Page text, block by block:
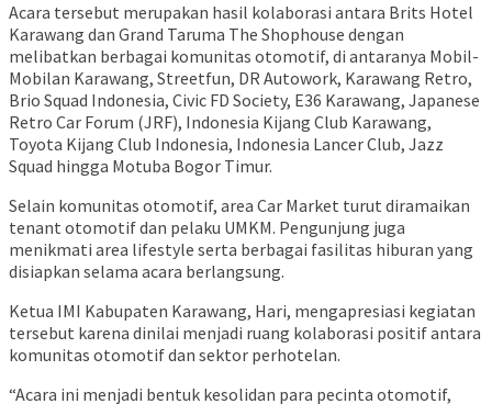
Acara tersebut merupakan hasil kolaborasi antara Brits Hotel
Karawang dan Grand Taruma The Shophouse dengan
melibatkan berbagai komunitas otomotif, di antaranya Mobil-
Mobilan Karawang, Streetfun, DR Autowork, Karawang Retro,
Brio Squad Indonesia, Civic FD Society, E36 Karawang, Japanese
Retro Car Forum (JRF), Indonesia Kijang Club Karawang,
Toyota Kijang Club Indonesia, Indonesia Lancer Club, Jazz
Squad hingga Motuba Bogor Timur.
Selain komunitas otomotif, area Car Market turut diramaikan
tenant otomotif dan pelaku UMKM. Pengunjung juga
menikmati area lifestyle serta berbagai fasilitas hiburan yang
disiapkan selama acara berlangsung.
Ketua IMI Kabupaten Karawang, Hari, mengapresiasi kegiatan
tersebut karena dinilai menjadi ruang kolaborasi positif antara
komunitas otomotif dan sektor perhotelan.
“Acara ini menjadi bentuk kesolidan para pecinta otomotif,